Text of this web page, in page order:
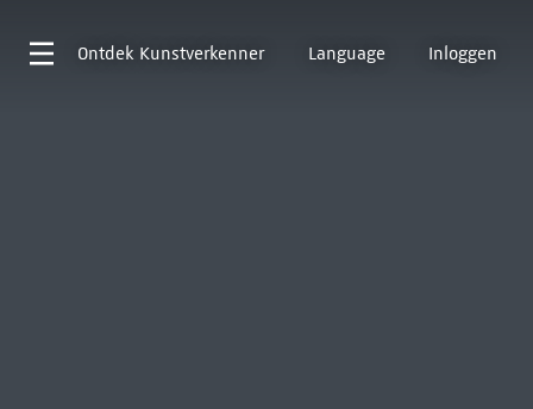
Ontdek Kunstverkenner Language Inloggen